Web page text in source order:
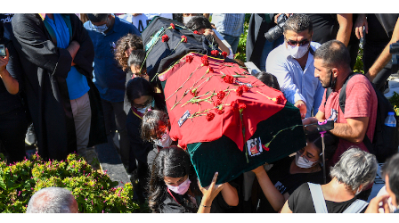
Sport
Mondiali calcio 2026
PODCAST
NEWSLETTER
I MIEI PREFERITI